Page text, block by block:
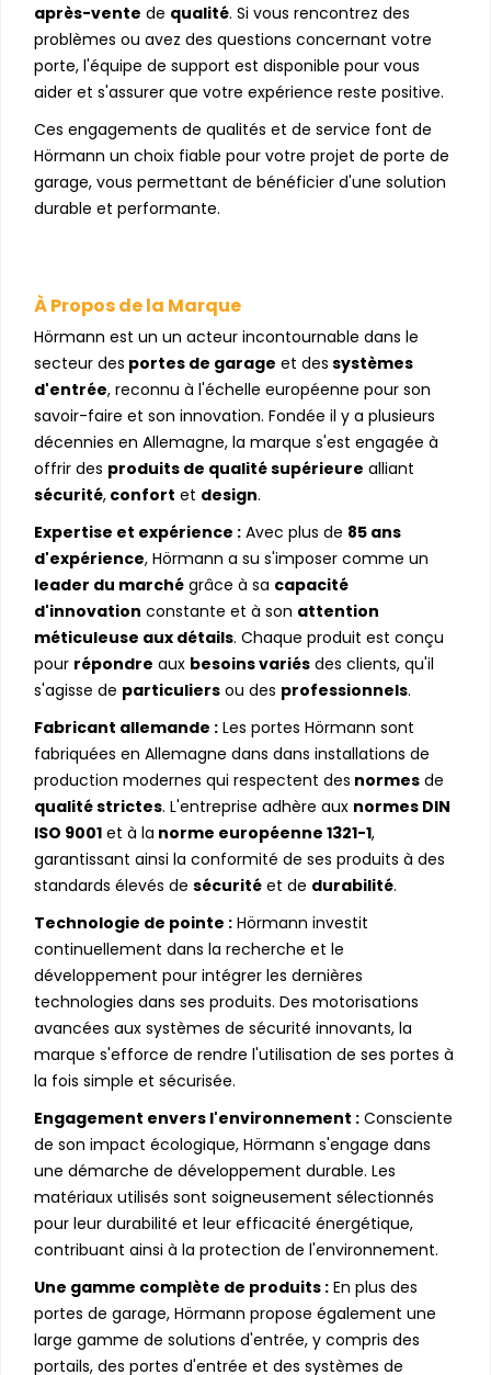
après-vente de qualité. Si vous rencontrez des
problèmes ou avez des questions concernant votre
porte, l'équipe de support est disponible pour vous
aider et s'assurer que votre expérience reste positive.
Ces engagements de qualités et de service font de
Hörmann un choix fiable pour votre projet de porte de
garage, vous permettant de bénéficier d'une solution
durable et performante.
À Propos de la Marque
Hörmann est un un acteur incontournable dans le
secteur des portes de garage et des systèmes
d'entrée, reconnu à l'échelle européenne pour son
savoir-faire et son innovation. Fondée il y a plusieurs
décennies en Allemagne, la marque s'est engagée à
offrir des produits de qualité supérieure alliant
sécurité, confort et design.
Expertise et expérience : Avec plus de 85 ans
d'expérience, Hörmann a su s'imposer comme un
leader du marché grâce à sa capacité
d'innovation constante et à son attention
méticuleuse aux détails. Chaque produit est conçu
pour répondre aux besoins variés des clients, qu'il
s'agisse de particuliers ou des professionnels.
Fabricant allemande : Les portes Hörmann sont
fabriquées en Allemagne dans dans installations de
production modernes qui respectent des normes de
qualité strictes. L'entreprise adhère aux normes DIN
ISO 9001 et à la norme européenne 1321-1,
garantissant ainsi la conformité de ses produits à des
standards élevés de sécurité et de durabilité.
Technologie de pointe : Hörmann investit
continuellement dans la recherche et le
développement pour intégrer les dernières
technologies dans ses produits. Des motorisations
avancées aux systèmes de sécurité innovants, la
marque s'efforce de rendre l'utilisation de ses portes à
la fois simple et sécurisée.
Engagement envers l'environnement : Consciente
de son impact écologique, Hörmann s'engage dans
une démarche de développement durable. Les
matériaux utilisés sont soigneusement sélectionnés
pour leur durabilité et leur efficacité énergétique,
contribuant ainsi à la protection de l'environnement.
Une gamme complète de produits : En plus des
portes de garage, Hörmann propose également une
large gamme de solutions d'entrée, y compris des
portails, des portes d'entrée et des systèmes de